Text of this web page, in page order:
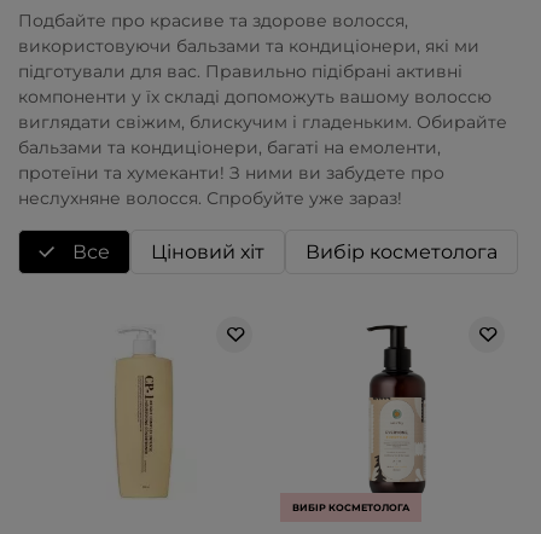
Подбайте про красиве та здорове волосся,
використовуючи бальзами та кондиціонери, які ми
підготували для вас. Правильно підібрані активні
компоненти у їх складі допоможуть вашому волоссю
виглядати свіжим, блискучим і гладеньким. Обирайте
бальзами та кондиціонери, багаті на емоленти,
протеїни та хумеканти! З ними ви забудете про
неслухняне волосся. Спробуйте уже зараз!
Все Ціновий хіт Вибір косметолога
ВИБІР КОСМЕТОЛОГА